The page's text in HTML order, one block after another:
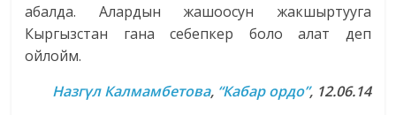
абалда. Алардын жашоосун жакшыртууга
Кыргызстан гана себепкер боло алат деп
ойлойм.
Назгүл Калмамбетова, “Кабар ордо”, 12.06.14